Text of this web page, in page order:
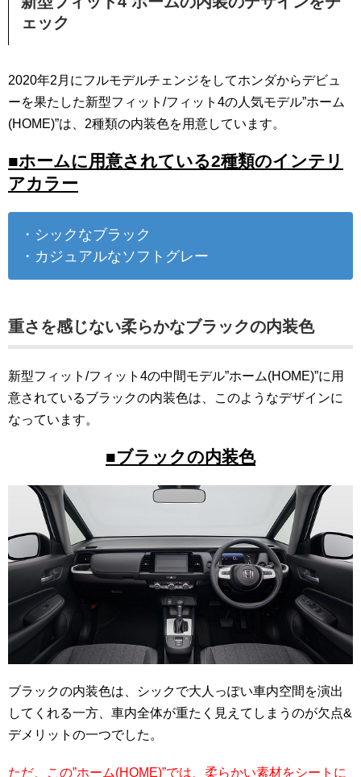
ェック
2020年2月にフルモデルチェンジをしてホンダからデビュ
ーを果たした新型フィット/フィット4の人気モデル”ホーム
(HOME)”は、2種類の内装色を用意しています。
■ホームに用意されている2種類のインテリ
アカラー
・シックなブラック
・カジュアルなソフトグレー
重さを感じない柔らかなブラックの内装色
新型フィット/フィット4の中間モデル”ホーム(HOME)”に用
意されているブラックの内装色は、このようなデザインに
なっています。
■ブラックの内装色
ブラックの内装色は、シックで大人っぽい車内空間を演出
してくれる一方、車内全体が重たく見えてしまうのが欠点&
デメリットの一つでした。
ただ、この”ホーム(HOME)”では、柔らかい素材をシートに